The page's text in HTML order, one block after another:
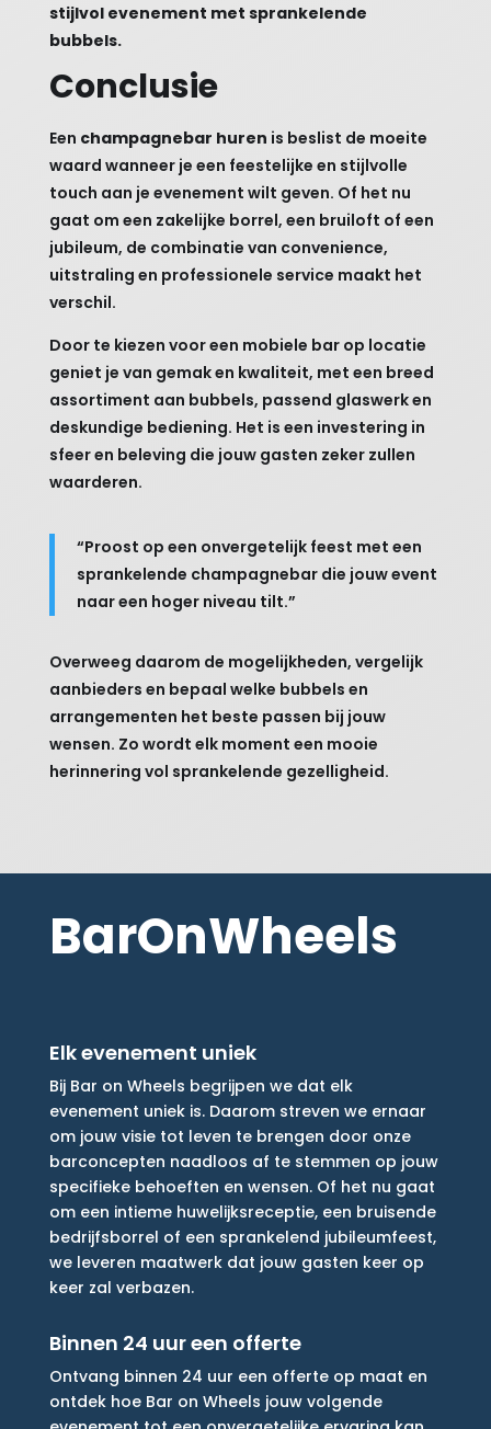
stijlvol evenement met sprankelende
bubbels.
Conclusie
Een champagnebar huren is beslist de moeite
waard wanneer je een feestelijke en stijlvolle
touch aan je evenement wilt geven. Of het nu
gaat om een zakelijke borrel, een bruiloft of een
jubileum, de combinatie van convenience,
uitstraling en professionele service maakt het
verschil.
Door te kiezen voor een mobiele bar op locatie
geniet je van gemak en kwaliteit, met een breed
assortiment aan bubbels, passend glaswerk en
deskundige bediening. Het is een investering in
sfeer en beleving die jouw gasten zeker zullen
waarderen.
“Proost op een onvergetelijk feest met een
sprankelende champagnebar die jouw event
naar een hoger niveau tilt.”
Overweeg daarom de mogelijkheden, vergelijk
aanbieders en bepaal welke bubbels en
arrangementen het beste passen bij jouw
wensen. Zo wordt elk moment een mooie
herinnering vol sprankelende gezelligheid.
BarOnWheels
Elk evenement uniek
Bij Bar on Wheels begrijpen we dat elk
evenement uniek is. Daarom streven we ernaar
om jouw visie tot leven te brengen door onze
barconcepten naadloos af te stemmen op jouw
specifieke behoeften en wensen. Of het nu gaat
om een intieme huwelijksreceptie, een bruisende
bedrijfsborrel of een sprankelend jubileumfeest,
we leveren maatwerk dat jouw gasten keer op
keer zal verbazen.
Binnen 24 uur een offerte
Ontvang binnen 24 uur een offerte op maat en
ontdek hoe Bar on Wheels jouw volgende